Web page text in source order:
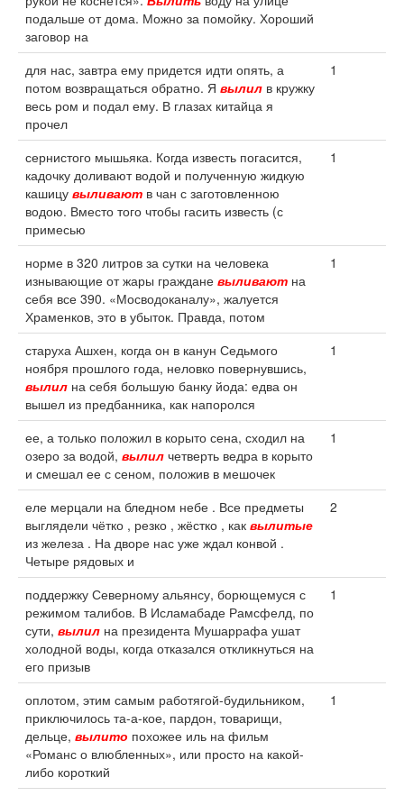
подальше от дома. Можно за помойку. Хороший
заговор на
для нас, завтра ему придется идти опять, а
потом возвращаться обратно. Я вылил в кружку
весь ром и подал ему. В глазах китайца я
прочел
1
сернистого мышьяка. Когда известь погасится,
кадочку доливают водой и полученную жидкую
кашицу выливают в чан с заготовленною
водою. Вместо того чтобы гасить известь (с
примесью
1
норме в 320 литров за сутки на человека
изнывающие от жары граждане выливают на
себя все 390. «Мосводоканалу», жалуется
Храменков, это в убыток. Правда, потом
1
старуха Ашхен, когда он в канун Седьмого
ноября прошлого года, неловко повернувшись,
вылил на себя большую банку йода: едва он
вышел из предбанника, как напоролся
1
ее, а только положил в корыто сена, сходил на
озеро за водой, вылил четверть ведра в корыто
и смешал ее с сеном, положив в мешочек
1
еле мерцали на бледном небе . Все предметы
выглядели чётко , резко , жёстко , как вылитые
из железа . На дворе нас уже ждал конвой .
Четыре рядовых и
2
поддержку Северному альянсу, борющемуся с
режимом талибов. В Исламабаде Рамсфелд, по
сути, вылил на президента Мушаррафа ушат
холодной воды, когда отказался откликнуться на
его призыв
1
оплотом, этим самым работягой-будильником,
приключилось та-а-кое, пардон, товарищи,
дельце, вылито похожее иль на фильм
«Романс о влюбленных», или просто на какой-
либо короткий
1